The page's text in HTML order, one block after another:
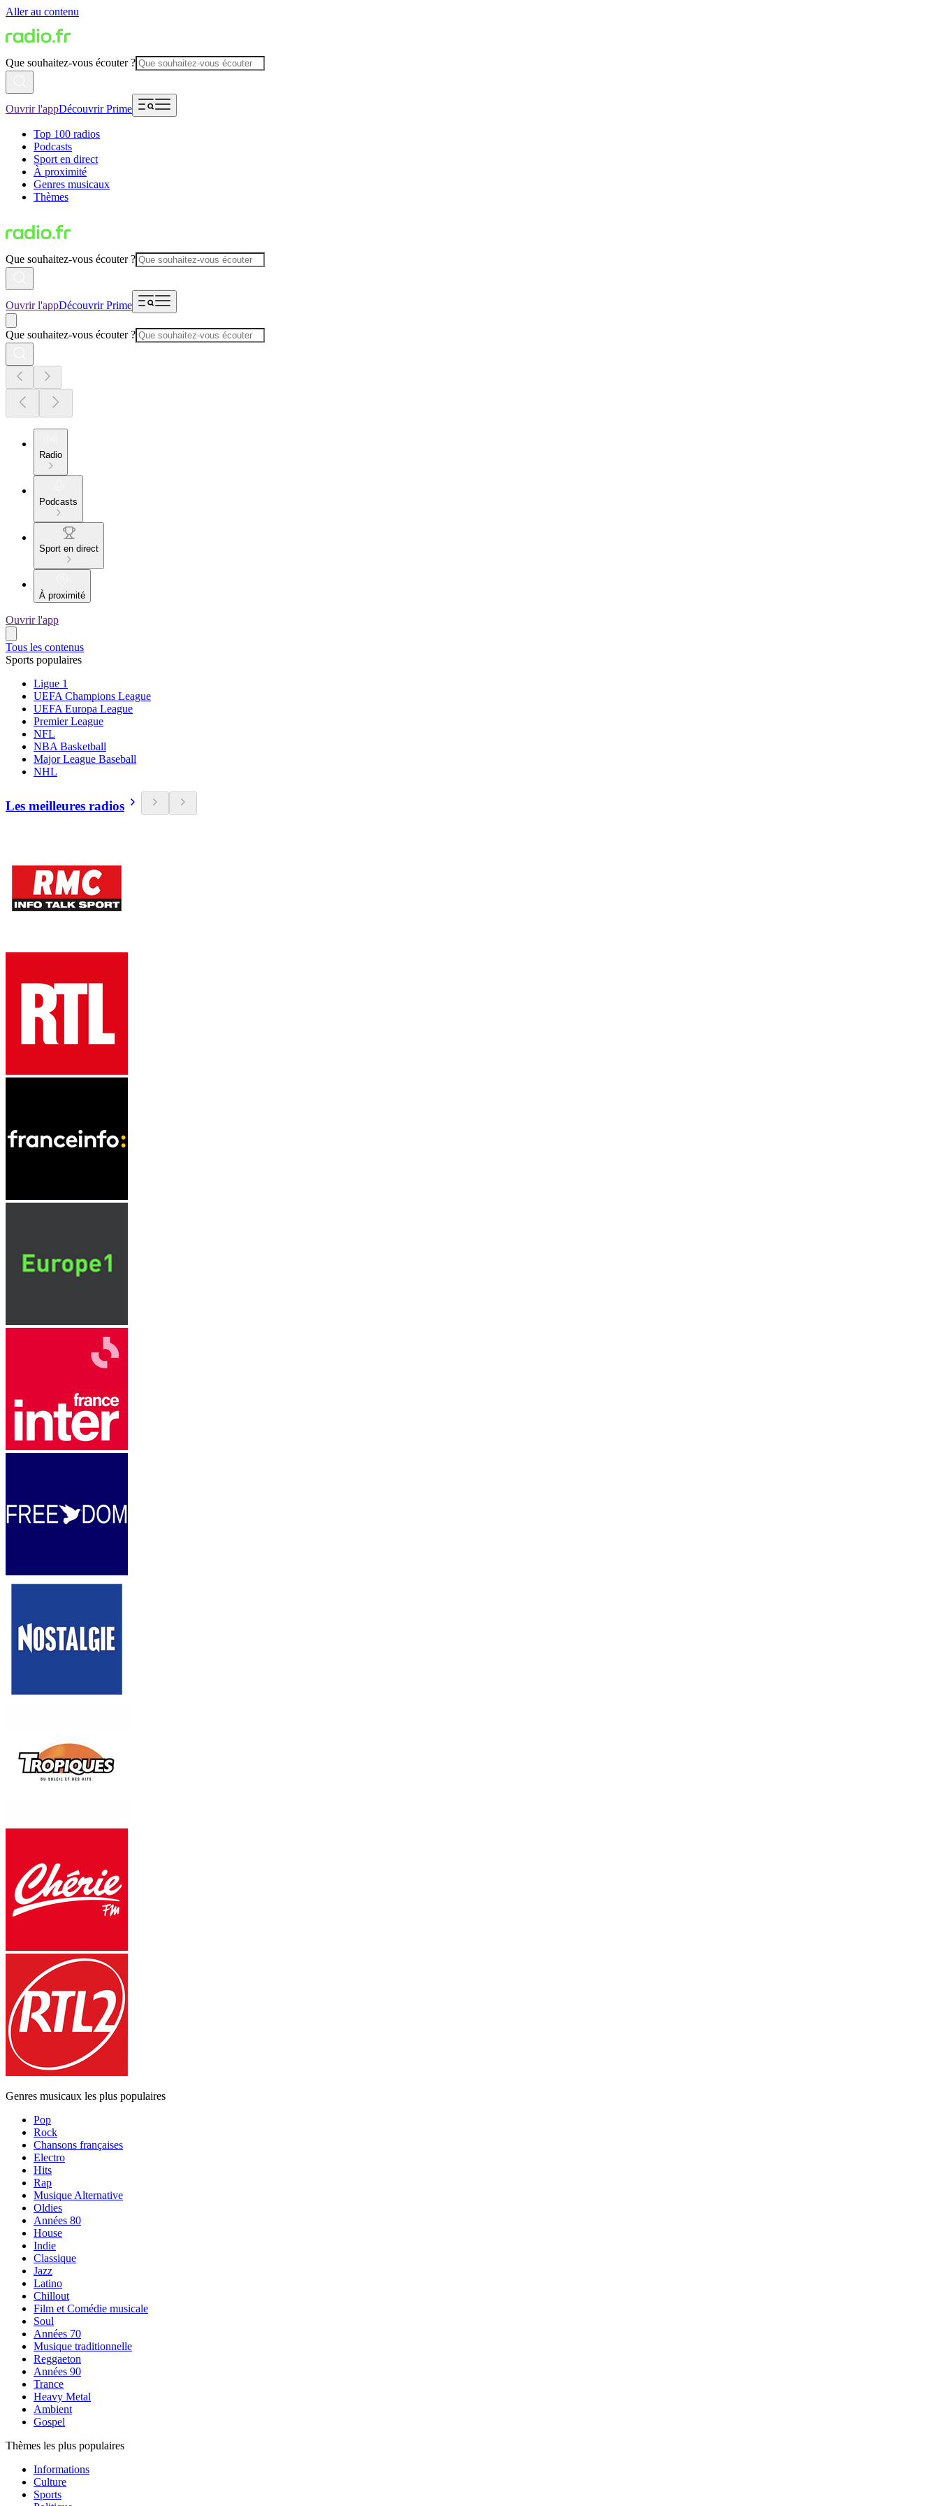
Aller au contenu
Que souhaitez-vous écouter ?
Ouvrir l'appDécouvrir Prime
Top 100 radios
Podcasts
Sport en direct
À proximité
Genres musicaux
Thèmes
Que souhaitez-vous écouter ?
Ouvrir l'appDécouvrir Prime
Que souhaitez-vous écouter ?
Radio
Podcasts
Sport en direct
À proximité
Ouvrir l'app
Tous les contenus
Sports populaires
Ligue 1
UEFA Champions League
UEFA Europa League
Premier League
NFL
NBA Basketball
Major League Baseball
NHL
Les meilleures radios
Genres musicaux les plus populaires
Pop
Rock
Chansons françaises
Electro
Hits
Rap
Musique Alternative
Oldies
Années 80
House
Indie
Classique
Jazz
Latino
Chillout
Film et Comédie musicale
Soul
Années 70
Musique traditionnelle
Reggaeton
Années 90
Trance
Heavy Metal
Ambient
Gospel
Thèmes les plus populaires
Informations
Culture
Sports